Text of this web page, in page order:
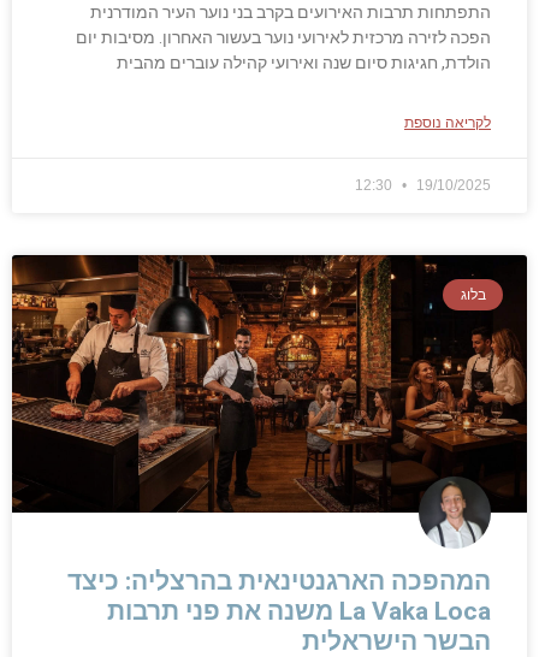
התפתחות תרבות האירועים בקרב בני נוער העיר המודרנית
הפכה לזירה מרכזית לאירועי נוער בעשור האחרון. מסיבות יום
הולדת, חגיגות סיום שנה ואירועי קהילה עוברים מהבית
לקריאה נוספת
19/10/2025
בלוג
המהפכה הארגנטינאית בהרצליה: כיצד
La Vaka Loca משנה את פני תרבות
הבשר הישראלית